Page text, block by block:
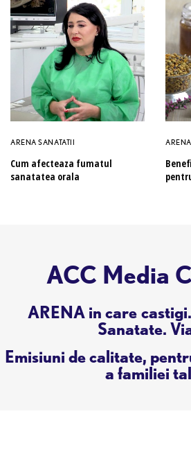
ARENA SANATATII
Cum afecteaza fumatul
sanatatea orala
ACC Media
ARENA in care
Sanatate.
Emisiuni de calitate,
a familiei